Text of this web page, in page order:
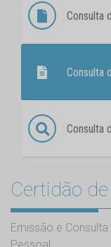
Consulta
Consulta
Consulta
Certidão de
Emissão e